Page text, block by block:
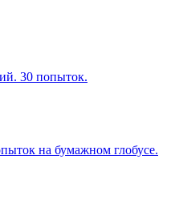
30 попыток.
на бумажном глобусе.